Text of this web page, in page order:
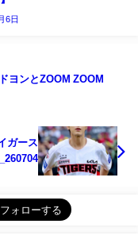
6日
ヨンとZOOM ZOOM
ガース
_260704